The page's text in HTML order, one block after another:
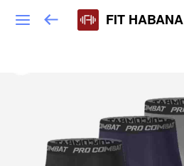
FIT HABANA